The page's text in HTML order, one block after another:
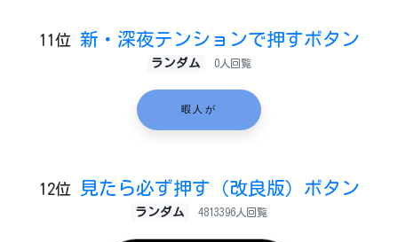
11位 新・深夜テンションで押すボタン
ランダム 0人回覧
暇人が
12位 見たら必ず押す（改良版）ボタン
ランダム 4813396人回覧